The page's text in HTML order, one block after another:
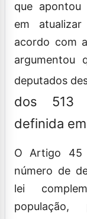
O STF
que apontou
em
acordo com
deputados
dos 513
definida
O Artigo 45
número de